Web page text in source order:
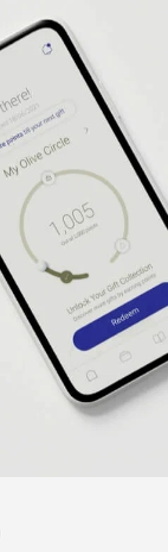
θα
πριν το
φθοράς ή
κορδόνια ή
να
ως πιπίλα.
πάντα με την